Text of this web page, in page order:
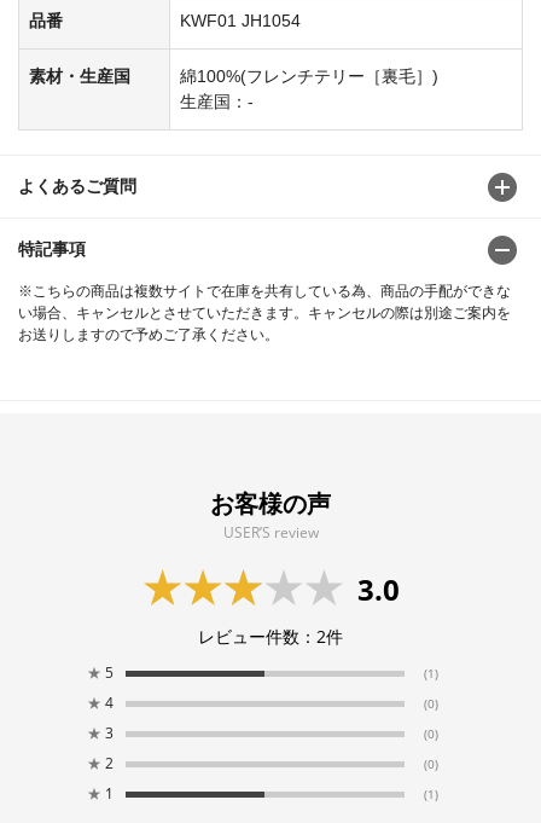
品番 KWF01 JH1054
素材・生産国
綿100%(フレンチテリー［裏毛］)
生産国：-
よくあるご質問
特記事項
※こちらの商品は複数サイトで在庫を共有している為、商品の手配ができな
い場合、キャンセルとさせていただきます。キャンセルの際は別途ご案内を
お送りしますので予めご了承ください。
お客様の声
USER’S review
3.0
レビュー件数： 2件
★ 5 (1)
★ 4 (0)
★ 3 (0)
★ 2 (0)
★ 1 (1)